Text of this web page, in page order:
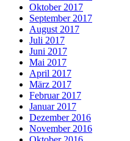
Oktober 2017
September 2017
August 2017
Juli 2017
Juni 2017
Mai 2017
April 2017
März 2017
Februar 2017
Januar 2017
Dezember 2016
November 2016